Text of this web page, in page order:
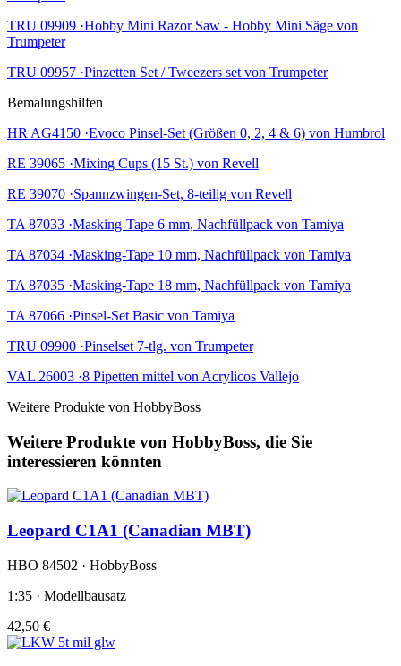
TRU 09909 ·Hobby Mini Razor Saw - Hobby Mini Säge von
Trumpeter
TRU 09957 ·Pinzetten Set / Tweezers set von Trumpeter
Bemalungshilfen
HR AG4150 ·Evoco Pinsel-Set (Größen 0, 2, 4 & 6) von Humbrol
RE 39065 ·Mixing Cups (15 St.) von Revell
RE 39070 ·Spannzwingen-Set, 8-teilig von Revell
TA 87033 ·Masking-Tape 6 mm, Nachfüllpack von Tamiya
TA 87034 ·Masking-Tape 10 mm, Nachfüllpack von Tamiya
TA 87035 ·Masking-Tape 18 mm, Nachfüllpack von Tamiya
TA 87066 ·Pinsel-Set Basic von Tamiya
TRU 09900 ·Pinselset 7-tlg. von Trumpeter
VAL 26003 ·8 Pipetten mittel von Acrylicos Vallejo
Weitere Produkte von HobbyBoss
Weitere Produkte von HobbyBoss, die Sie
interessieren könnten
Leopard C1A1 (Canadian MBT)
HBO 84502 · HobbyBoss
1:35 · Modellbausatz
42,50 €